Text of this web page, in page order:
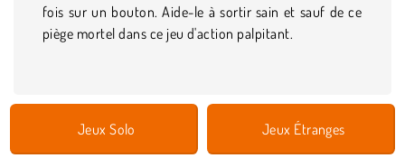
fois sur un bouton. Aide-le à sortir sain et sauf de ce
piège mortel dans ce jeu d'action palpitant.
Jeux Solo Jeux Étranges